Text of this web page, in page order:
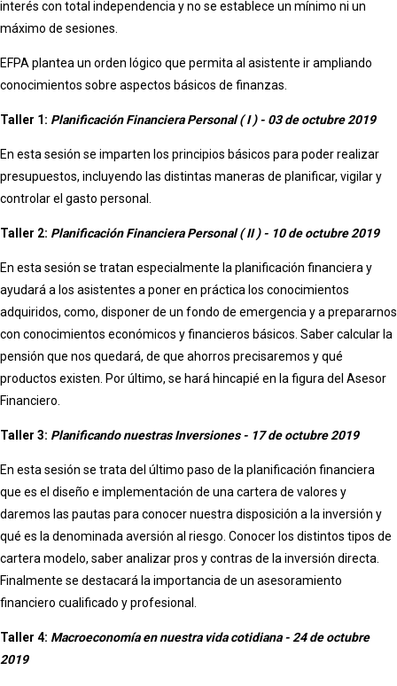
interés con total independencia y no se establece un mínimo ni un
máximo de sesiones.
EFPA plantea un orden lógico que permita al asistente ir ampliando
conocimientos sobre aspectos básicos de finanzas.
Taller 1: Planificación Financiera Personal ( I ) - 03 de octubre 2019
En esta sesión se imparten los principios básicos para poder realizar
presupuestos, incluyendo las distintas maneras de planificar, vigilar y
controlar el gasto personal.
Taller 2: Planificación Financiera Personal ( II ) - 10 de octubre 2019
En esta sesión se tratan especialmente la planificación financiera y
ayudará a los asistentes a poner en práctica los conocimientos
adquiridos, como, disponer de un fondo de emergencia y a prepararnos
con conocimientos económicos y financieros básicos. Saber calcular la
pensión que nos quedará, de que ahorros precisaremos y qué
productos existen. Por último, se hará hincapié en la figura del Asesor
Financiero.
Taller 3: Planificando nuestras Inversiones - 17 de octubre 2019
En esta sesión se trata del último paso de la planificación financiera
que es el diseño e implementación de una cartera de valores y
daremos las pautas para conocer nuestra disposición a la inversión y
qué es la denominada aversión al riesgo. Conocer los distintos tipos de
cartera modelo, saber analizar pros y contras de la inversión directa.
Finalmente se destacará la importancia de un asesoramiento
financiero cualificado y profesional.
Taller 4: Macroeconomía en nuestra vida cotidiana - 24 de octubre
2019